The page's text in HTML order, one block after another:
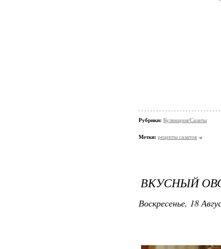
Рубрики: Кулинария/Салаты
Метки: рецепты салатов
ВКУСНЫЙ
Воскресенье, 18